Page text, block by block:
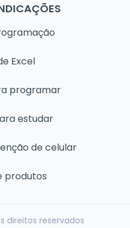
Excel
programar
estudar
de celular
produtos
direitos reservados